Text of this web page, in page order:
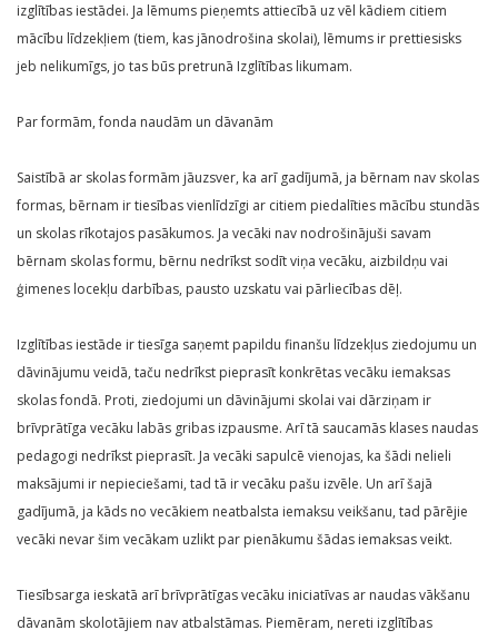
izglītības iestādei. Ja lēmums pieņemts attiecībā uz vēl kādiem citiem
mācību līdzekļiem (tiem, kas jānodrošina skolai), lēmums ir prettiesisks
jeb nelikumīgs, jo tas būs pretrunā Izglītības likumam.
Par formām, fonda naudām un dāvanām
Saistībā ar skolas formām jāuzsver, ka arī gadījumā, ja bērnam nav skolas
formas, bērnam ir tiesības vienlīdzīgi ar citiem piedalīties mācību stundās
un skolas rīkotajos pasākumos. Ja vecāki nav nodrošinājuši savam
bērnam skolas formu, bērnu nedrīkst sodīt viņa vecāku, aizbildņu vai
ģimenes locekļu darbības, pausto uzskatu vai pārliecības dēļ.
Izglītības iestāde ir tiesīga saņemt papildu finanšu līdzekļus ziedojumu un
dāvinājumu veidā, taču nedrīkst pieprasīt konkrētas vecāku iemaksas
skolas fondā. Proti, ziedojumi un dāvinājumi skolai vai dārziņam ir
brīvprātīga vecāku labās gribas izpausme. Arī tā saucamās klases naudas
pedagogi nedrīkst pieprasīt. Ja vecāki sapulcē vienojas, ka šādi nelieli
maksājumi ir nepieciešami, tad tā ir vecāku pašu izvēle. Un arī šajā
gadījumā, ja kāds no vecākiem neatbalsta iemaksu veikšanu, tad pārējie
vecāki nevar šim vecākam uzlikt par pienākumu šādas iemaksas veikt.
Tiesībsarga ieskatā arī brīvprātīgas vecāku iniciatīvas ar naudas vākšanu
dāvanām skolotājiem nav atbalstāmas. Piemēram, nereti izglītības